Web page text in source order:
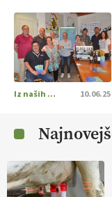
Iz naših krajev